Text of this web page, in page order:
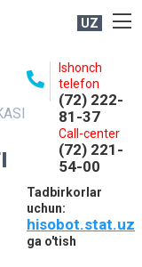
UZ
Ishonch
telefon
(72) 222-
81-37
Call-center
(72) 221-
54-00
Tadbirkorlar
uchun:
hisobot.stat.uz
ga o'tish